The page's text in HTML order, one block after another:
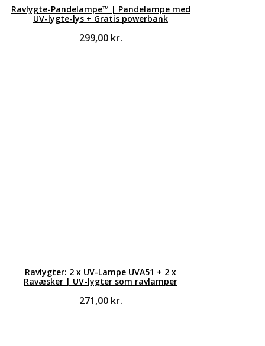
Ravlygte-Pandelampe™ | Pandelampe med
UV-lygte-lys + Gratis powerbank
299,00 kr.
Ravlygter: 2 x UV-Lampe UVA51 + 2 x
Ravæsker | UV-lygter som ravlamper
271,00 kr.